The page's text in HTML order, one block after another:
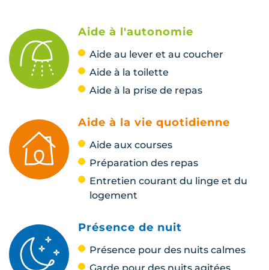
Aide à l'autonomie
Aide au lever et au coucher
Aide à la toilette
Aide à la prise de repas
Aide à la vie quotidienne
Aide aux courses
Préparation des repas
Entretien courant du linge et du
logement
Présence de nuit
Présence pour des nuits calmes